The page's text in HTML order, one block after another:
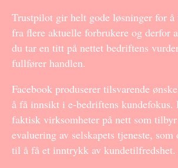
Trustpilot gir helt gode løsninger for
fra flere aktuelle forbrukere og derfor
du tar en titt på nettet bedriftens
fullfører handlen.
Facebook produserer tilsvarende
å få innsikt i e-bedriftens
faktisk virksomheter på nett som
evaluering av selskapets tjeneste, som
til å få et inntrykk av kundetilfredshet.